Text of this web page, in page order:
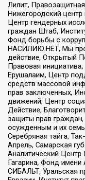
Лилит,
Нижегородский центр
Центр гендерных
граждан Штаб,
Фонд борьбы с
НАСИЛИЮ.НЕТ, Мы
действие, Открытый
Правовая
Ерушалаим, Центр
средств массовой
прав заключенных,
движений, Центр
Действие,
защиты прав
осужденным и их
Серебряная тайга,
Апрель, Самарская
Аналитический
Гагарина, Фонд
СИБАЛЬТ, Уральская